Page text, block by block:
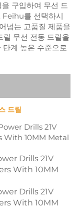
구입하여 무선 드
Feihu를 선택하시
넘는 고품질 제품을
무선 전동 드릴을
계 높은 수준으로
드릴